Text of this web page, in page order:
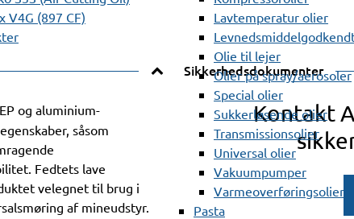
V4G (897 CF)
Lavtemperatur olier
Olie til lejer
Olier på spray/aerosoler
Special olier
Sukkerløsende olier
Transmissionsolier
Universal olier
Vakuumpumper
Varmeoverføringsolier
Pasta
og aluminium-
såsom
Fedtets lave
velegnet til brug i
af mineudstyr.
Sikkerhedsdokumenter
Kontakt